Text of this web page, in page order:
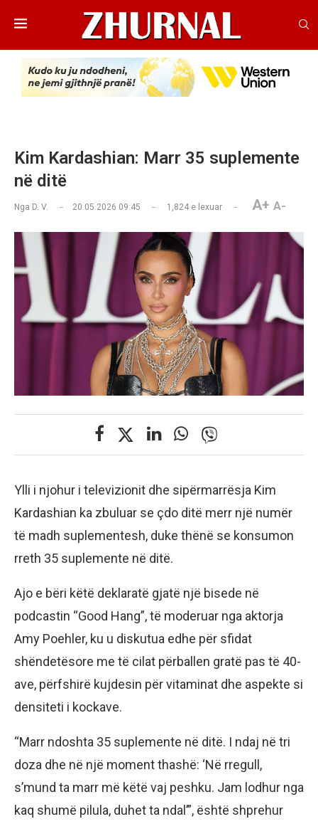
Kim Kardashian: Marr 35 suplemente
në ditë
Nga D. V. 20.05.2026 09:45 1,824 e lexuar A+ A-
Ylli i njohur i televizionit dhe sipërmarrësja Kim
Kardashian ka zbuluar se çdo ditë merr një numër
të madh suplementesh, duke thënë se konsumon
rreth 35 suplemente në ditë.
Ajo e bëri këtë deklaratë gjatë një bisede në
podcastin “Good Hang”, të moderuar nga aktorja
Amy Poehler, ku u diskutua edhe për sfidat
shëndetësore me të cilat përballen gratë pas të 40-
ave, përfshirë kujdesin për vitaminat dhe aspekte si
densiteti i kockave.
“Marr ndoshta 35 suplemente në ditë. I ndaj në tri
doza dhe në një moment thashë: ‘Në rregull,
s’mund ta marr më këtë vaj peshku. Jam lodhur nga
kaq shumë pilula, duhet ta ndal’”, është shprehur